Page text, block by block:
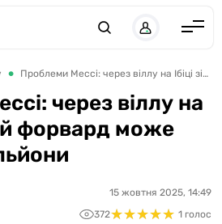
Англія
Іспанія
Німеччина
Італія
Франція
Україна
Проблеми Мессі: через віллу на Ібіці зірковий форвард може втратити мільйони
через віллу на
форвард може
15 жовтня 2025, 14:49
372★★★★★
★★★★★ 1 голос